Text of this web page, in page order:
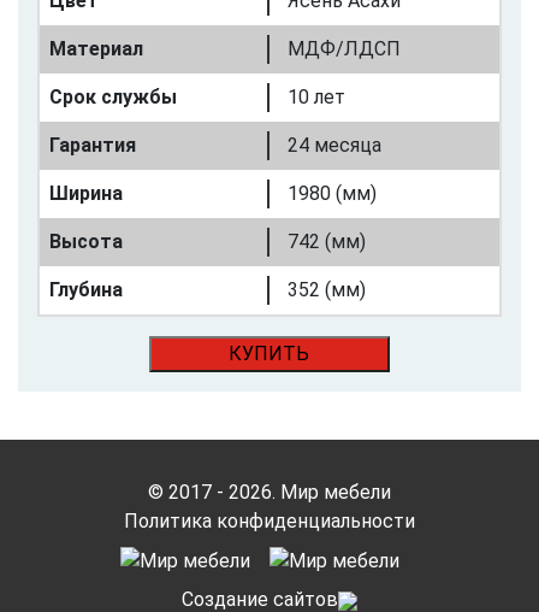
Материал МДФ/ЛДСП
Срок службы 10 лет
Гарантия 24 месяца
Ширина 1980 (мм)
Высота 742 (мм)
Глубина 352 (мм)
КУПИТЬ
© 2017 - 2026. Мир мебели
Политика конфиденциальности
Cоздание сайтов